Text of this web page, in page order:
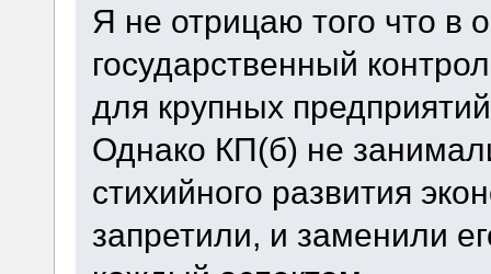
Я не отрицаю того что в
государственный
для крупных
Однако КП(б) не
стихийного развития
запретили, и заменили